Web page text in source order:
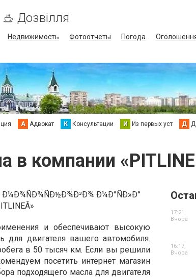
Дозвілля
Недвижимость Фотоотчеты Погода
А Адвокат К Консультации И Из первых уст Д
в компании
и обеспечивают высокую
для двигателя вашего автомобиля.
в 50 тысяч км. Если вы решили
посетить интернет магазин
подходящего масла для двигателя
17:21,
Вчора
16:17,
Вчора